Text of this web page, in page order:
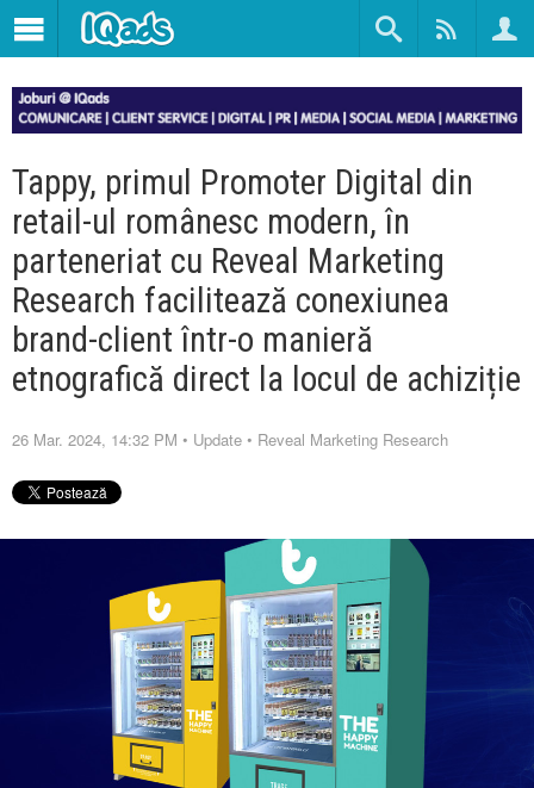
Tappy, primul Promoter Digital din
retail-ul românesc modern, în
parteneriat cu Reveal Marketing
Research facilitează conexiunea
brand-client într-o manieră
etnografică direct la locul de achiziție
26 Mar. 2024, 14:32 PM • Update • Reveal Marketing Research